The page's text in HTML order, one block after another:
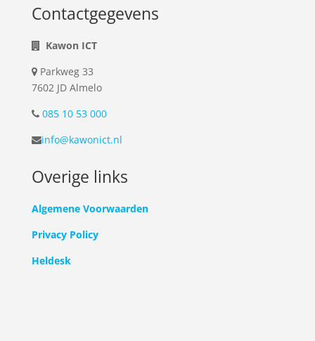
Contactgegevens
Kawon ICT
Parkweg 33
7602 JD Almelo
085 10 53 000
info@kawonict.nl
Overige links
Algemene Voorwaarden
Privacy Policy
Heldesk